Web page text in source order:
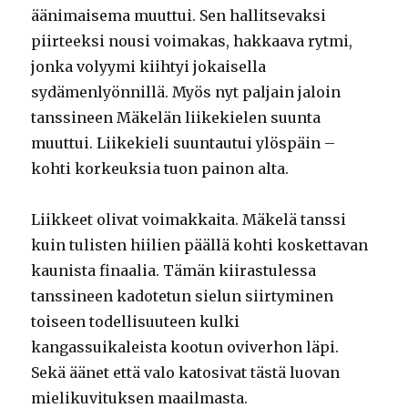
äänimaisema muuttui. Sen hallitsevaksi
piirteeksi nousi voimakas, hakkaava rytmi,
jonka volyymi kiihtyi jokaisella
sydämenlyönnillä. Myös nyt paljain jaloin
tanssineen Mäkelän liikekielen suunta
muuttui. Liikekieli suuntautui ylöspäin –
kohti korkeuksia tuon painon alta.
Liikkeet olivat voimakkaita. Mäkelä tanssi
kuin tulisten hiilien päällä kohti koskettavan
kaunista finaalia. Tämän kiirastulessa
tanssineen kadotetun sielun siirtyminen
toiseen todellisuuteen kulki
kangassuikaleista kootun oviverhon läpi.
Sekä äänet että valo katosivat tästä luovan
mielikuvituksen maailmasta.